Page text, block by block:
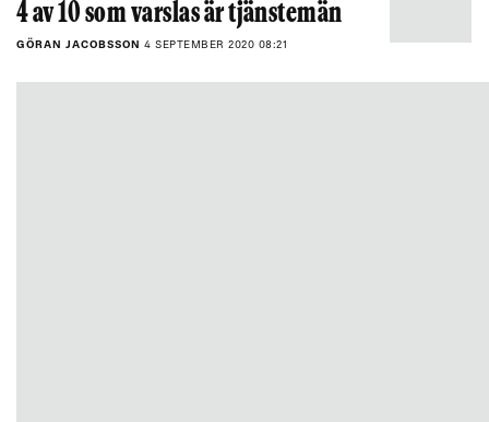
4 av 10 som varslas är tjänstemän
GÖRAN JACOBSSON 4 SEPTEMBER 2020 08:21